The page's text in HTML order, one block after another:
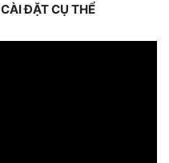
ĐẶT CỤ THỂ